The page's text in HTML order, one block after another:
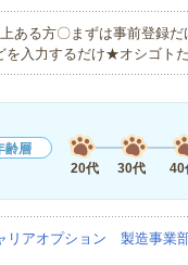
ある方〇まずは事前登録
を入力するだけ★オシゴト
齢層
20代
30代 40
リアオプション 製造事業部